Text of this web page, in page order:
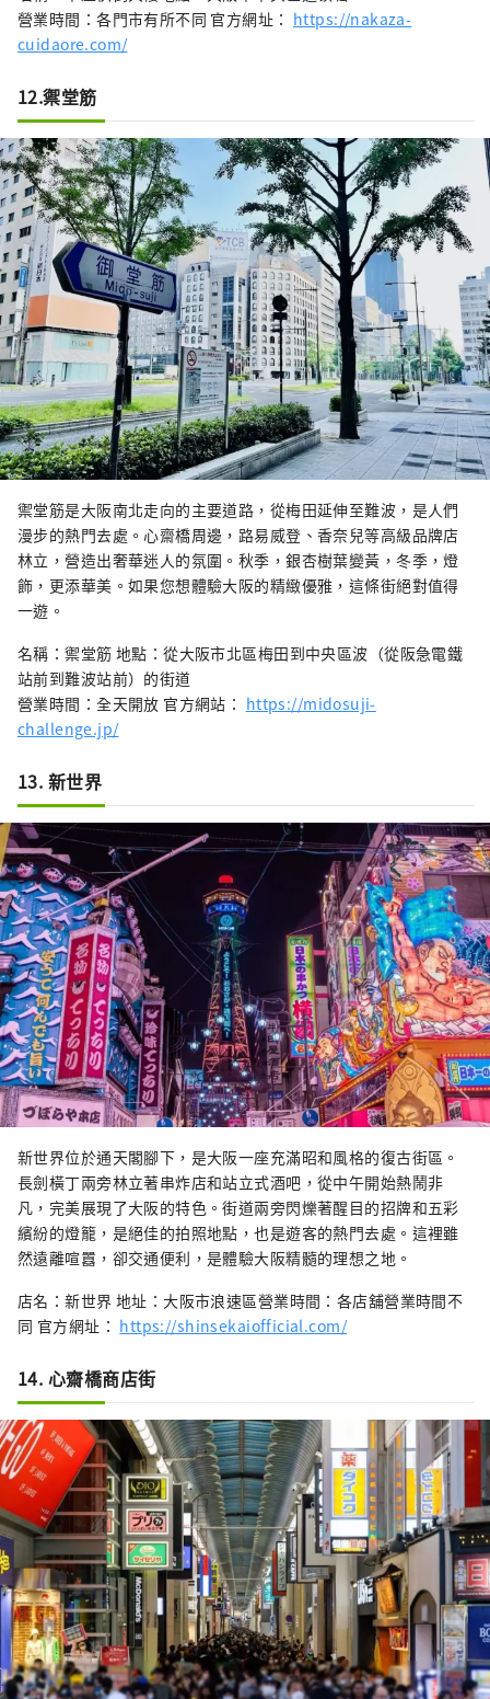
營業時間：各門市有所不同 官方網址： https://nakaza-
cuidaore.com/
12.禦堂筋
禦堂筋是大阪南北走向的主要道路，從梅田延伸至難波，是人們
漫步的熱門去處。心齋橋周邊，路易威登、香奈兒等高級品牌店
林立，營造出奢華迷人的氛圍。秋季，銀杏樹葉變黃，冬季，燈
飾，更添華美。如果您想體驗大阪的精緻優雅，這條街絕對值得
一遊。
名稱：禦堂筋 地點：從大阪市北區梅田到中央區波（從阪急電鐵
站前到難波站前）的街道
營業時間：全天開放 官方網站： https://midosuji-
challenge.jp/
13. 新世界
新世界位於通天閣腳下，是大阪一座充滿昭和風格的復古街區。
長劍橫丁兩旁林立著串炸店和站立式酒吧，從中午開始熱鬧非
凡，完美展現了大阪的特色。街道兩旁閃爍著醒目的招牌和五彩
繽紛的燈籠，是絕佳的拍照地點，也是遊客的熱門去處。這裡雖
然遠離喧囂，卻交通便利，是體驗大阪精髓的理想之地。
店名：新世界 地址：大阪市浪速區營業時間：各店舖營業時間不
同 官方網址： https://shinsekaiofficial.com/
14. 心齋橋商店街